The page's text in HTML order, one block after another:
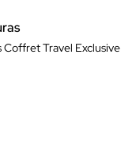
Coffret Travel Exclusive